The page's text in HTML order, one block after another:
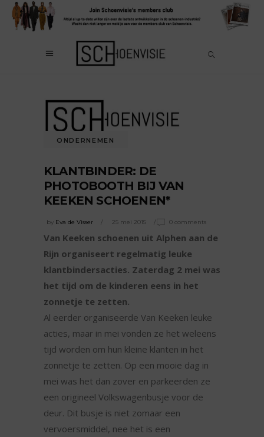
ONDERNEMEN
KLANTBINDER: DE
PHOTOBOOTH BIJ VAN
KEEKEN SCHOENEN*
by Eva de Visser 25 mei 2015 0 comments
Van Keeken schoenen uit Alphen aan de
Rijn organiseert regelmatig leuke
klantbindersacties. Zaterdag 2 mei was
het tijd om de kinderen eens in het
zonnetje te zetten.
Al eerder organiseerde Van Keeken leuke
acties, maar in mei vonden ze het weleens
tijd worden om hun kleine klanten in het
zonnetje te zetten. Op een mooie dag in
mei was het dan zover en parkeerden ze
een origineel Volkswagenbusje voor de
deur. Dit busje is niet zomaar een
vervoersmiddel, nee het is een